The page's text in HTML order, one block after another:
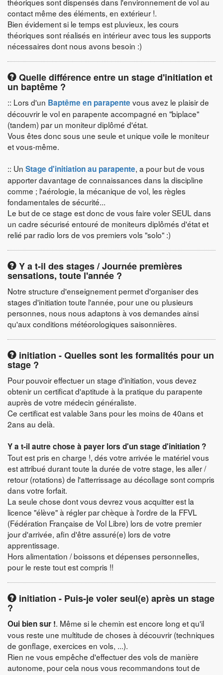
contact même des éléments, en extérieur !.
Bien évidement si le temps est pluvieux, les cours
théoriques sont réalisés en intérieur avec tous les supports
nécessaires dont nous avons besoin :)
Quelle différence entre un stage d'initiation et
un baptême ?
:: Lors d'un Baptême en parapente vous avez le plaisir de
découvrir le vol en parapente accompagné en "biplace"
(tandem) par un moniteur diplômé d'état.
Vous êtes donc sous une seule et unique voile le moniteur
et vous-même.
:: Un Stage d'initiation au parapente, a pour but de vous
apporter davantage de connaissances dans la discipline
comme ; l'aérologie, la mécanique de vol, les règles
fondamentales de sécurité...
Le but de ce stage est donc de vous faire voler SEUL dans
un cadre sécurisé entouré de moniteurs diplômés d'état et
relié par radio lors de vos premiers vols "solo" :)
Y a t-il des stages / Journée premières
sensations, toute l'année ?
Notre structure d'enseignement permet d'organiser des
stages d'initiation toute l'année, pour une ou plusieurs
personnes, nous nous adaptons à vos demandes ainsi
qu'aux conditions météorologiques saisonnières.
initiation - Quelles sont les formalités pour un
stage ?
Pour pouvoir effectuer un stage d'initiation, vous devez
obtenir un certificat d'aptitude à la pratique du parapente
auprès de votre médecin généraliste.
Ce certificat est valable 3ans pour les moins de 40ans et
2ans au delà.
Y a t-il autre chose à payer lors d'un stage d'initiation ?
Tout est pris en charge !, dés votre arrivée le matériel vous
est attribué durant toute la durée de votre stage, les aller /
retour (rotations) de l'atterrissage au décollage sont compris
dans votre forfait.
La seule chose dont vous devrez vous acquitter est la
licence "élève" à régler par chèque à l'ordre de la FFVL
(Fédération Française de Vol Libre) lors de votre premier
jour d'arrivée, afin d'être assuré(e) lors de votre
apprentissage.
Hors alimentation / boissons et dépenses personnelles,
pour le reste tout est compris !!
initiation - Puis-je voler seul(e) après un stage
?
Oui bien sur !. Même si le chemin est encore long et qu'il
vous reste une multitude de choses à découvrir (techniques
de gonflage, exercices en vols, ...).
Rien ne vous empêche d'effectuer des vols de manière
autonome, pour cela nous vous recommandons tout de